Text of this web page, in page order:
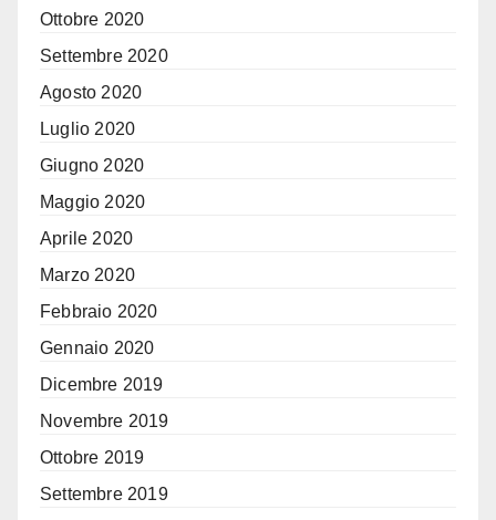
Ottobre 2020
Settembre 2020
Agosto 2020
Luglio 2020
Giugno 2020
Maggio 2020
Aprile 2020
Marzo 2020
Febbraio 2020
Gennaio 2020
Dicembre 2019
Novembre 2019
Ottobre 2019
Settembre 2019